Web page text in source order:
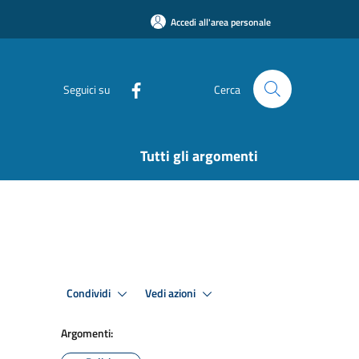
Accedi all'area personale
Seguici su Cerca
Tutti gli argomenti
Condividi Vedi azioni
Argomenti: